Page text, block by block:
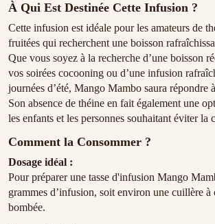
À Qui Est Destinée Cette Infusion ?
Cette infusion est idéale pour les amateurs de
fruitées qui recherchent une boisson
Que vous soyez à la recherche d’une boisson
vos soirées cocooning ou d’une infusion
journées d’été, Mango Mambo saura répondre
Son absence de théine en fait également une
les enfants et les personnes souhaitant éviter la
Comment la Consommer ?
Dosage idéal :
Pour préparer une tasse d'infusion Mango
grammes d’infusion, soit environ une cuillère à
bombée.